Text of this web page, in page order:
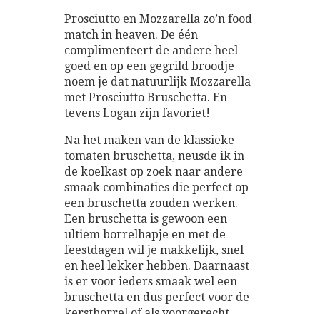
Prosciutto en Mozzarella zo’n food
match in heaven. De één
complimenteert de andere heel
goed en op een gegrild broodje
noem je dat natuurlijk Mozzarella
met Prosciutto Bruschetta. En
tevens Logan zijn favoriet!
Na het maken van de klassieke
tomaten bruschetta, neusde ik in
de koelkast op zoek naar andere
smaak combinaties die perfect op
een bruschetta zouden werken.
Een bruschetta is gewoon een
ultiem borrelhapje en met de
feestdagen wil je makkelijk, snel
en heel lekker hebben. Daarnaast
is er voor ieders smaak wel een
bruschetta en dus perfect voor de